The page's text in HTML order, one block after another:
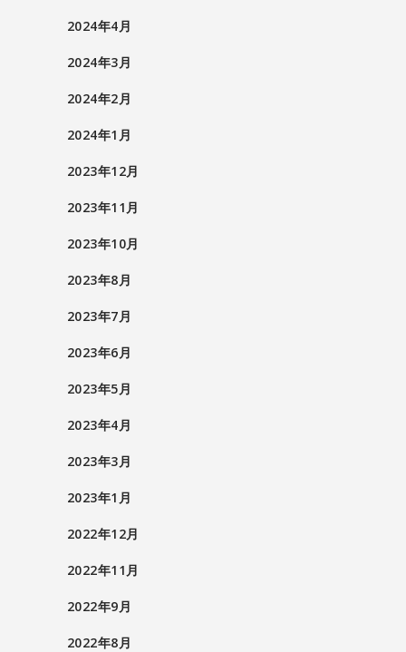
2024年4月
2024年3月
2024年2月
2024年1月
2023年12月
2023年11月
2023年10月
2023年8月
2023年7月
2023年6月
2023年5月
2023年4月
2023年3月
2023年1月
2022年12月
2022年11月
2022年9月
2022年8月